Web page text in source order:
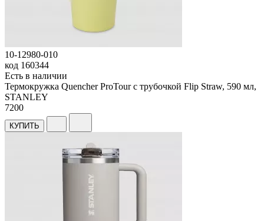
10-12980-010
код 160344
Есть в наличии
Термокружка Quencher ProTour с трубочкой Flip Straw, 590 мл,
STANLEY
7200
КУПИТЬ